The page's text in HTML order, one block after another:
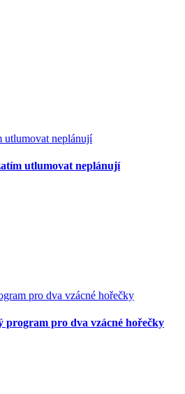
utlumovat neplánují
program pro dva vzácné hořečky